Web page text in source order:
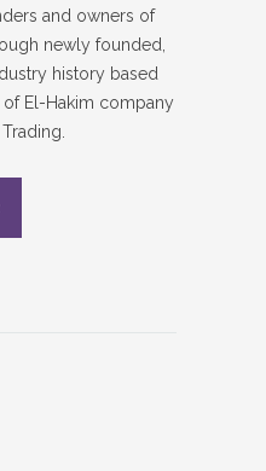
and owners of
newly founded,
history based
El-Hakim company